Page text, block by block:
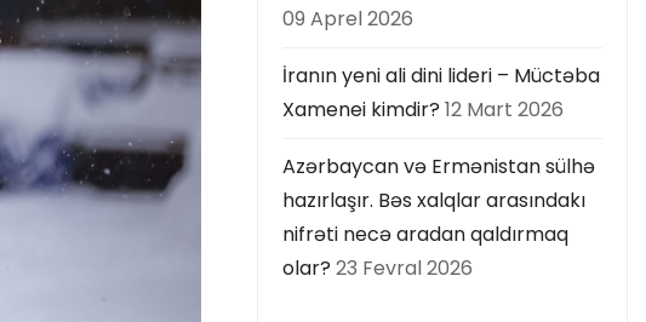
09 Aprel 2026
İranın yeni ali dini lideri – Müctəba
Xamenei kimdir? 12 Mart 2026
Azərbaycan və Ermənistan sülhə
hazırlaşır. Bəs xalqlar arasındakı
nifrəti necə aradan qaldırmaq
olar? 23 Fevral 2026